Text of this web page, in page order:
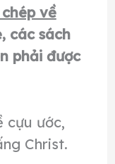
về
các sách
phải được
cựu ước,
Christ.